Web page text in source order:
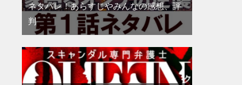
ネタバレ！あらすじやみんなの感想、評
判